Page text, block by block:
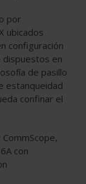
por
ubicados
configuración
dispuestos en
de pasillo
estanqueidad
confinar el
con